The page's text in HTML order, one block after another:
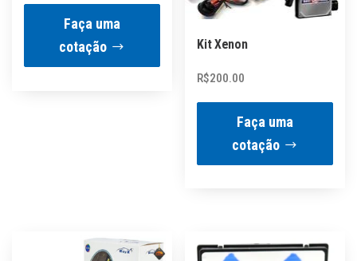
Faça uma
cotação
Kit Xenon
R$200.00
Faça uma
cotação